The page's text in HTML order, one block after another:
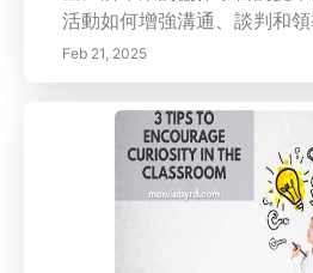
活動如何增強溝通、談判和
能，同時培養創造力和創新問
促進有效合作的戰略方法，
合作發展必要技能。通過參
真實世界的場景做好更好的
的個人與職業成長。加入我
極傾聽和批判性思維在有效
並發現在小組環境中建立社
於你的職業發展。今天就通
Feb 21, 2025